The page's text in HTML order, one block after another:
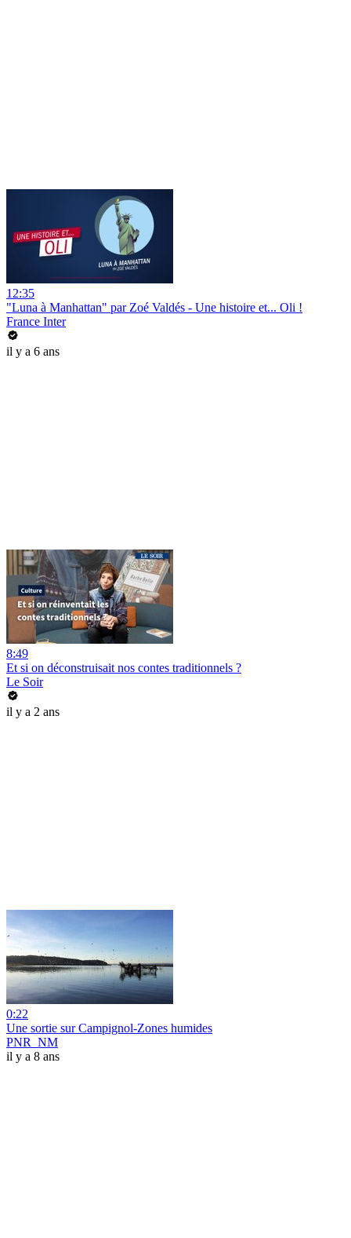
12:35
"Luna à Manhattan" par Zoé Valdés - Une histoire et... Oli !
France Inter
il y a 6 ans
8:49
Et si on déconstruisait nos contes traditionnels ?
Le Soir
il y a 2 ans
0:22
Une sortie sur Campignol-Zones humides
PNR_NM
il y a 8 ans